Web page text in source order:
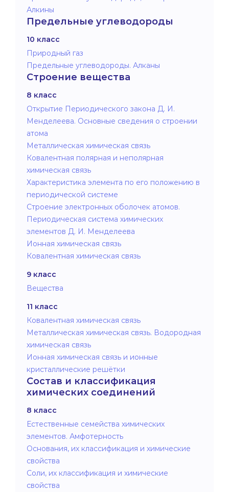
Алкины
Предельные углеводороды
10 класс
Природный газ
Предельные углеводороды. Алканы
Строение вещества
8 класс
Открытие Периодического закона Д. И.
Менделеева. Основные сведения о строении
атома
Металлическая химическая связь
Ковалентная полярная и неполярная
химическая связь
Характеристика элемента по его положению в
периодической системе
Строение электронных оболочек атомов.
Периодическая система химических
элементов Д. И. Менделеева
Ионная химическая связь
Ковалентная химическая связь
9 класс
Вещества
11 класс
Ковалентная химическая связь
Металлическая химическая связь. Водородная
химическая связь
Ионная химическая связь и ионные
кристаллические решётки
Состав и классификация
химических соединений
8 класс
Естественные семейства химических
элементов. Амфотерность
Основания, их классификация и химические
свойства
Соли, их классификация и химические
свойства